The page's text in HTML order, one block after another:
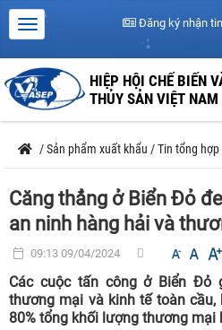
Đăng ký nhận
HIỆP HỘI CHẾ BIẾN
THỦY SẢN VIỆT NAM
/Sản phẩm xuất khẩu /Tin tổng hợp
Căng thẳng ở Biển Đỏ
an ninh hàng hải và
09:13 09/04/2024
Các cuộc tấn công ở Biển Đỏ
thương mại và kinh tế toàn
80% tổng khối lượng thương mại